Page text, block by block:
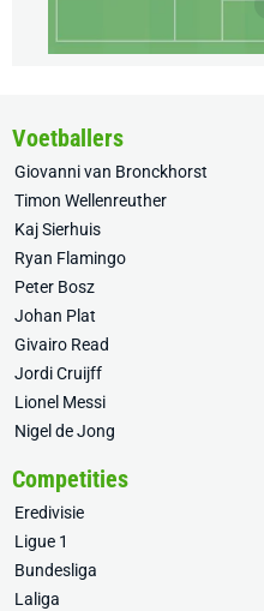
Voetballers
Giovanni van Bronckhorst
Timon Wellenreuther
Kaj Sierhuis
Ryan Flamingo
Peter Bosz
Johan Plat
Givairo Read
Jordi Cruijff
Lionel Messi
Nigel de Jong
Competities
Eredivisie
Ligue 1
Bundesliga
Laliga